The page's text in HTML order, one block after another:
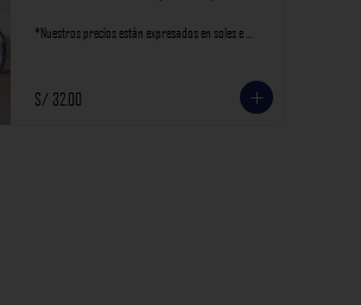
*Nuestros precios están expresados en soles e
S/ 32.00